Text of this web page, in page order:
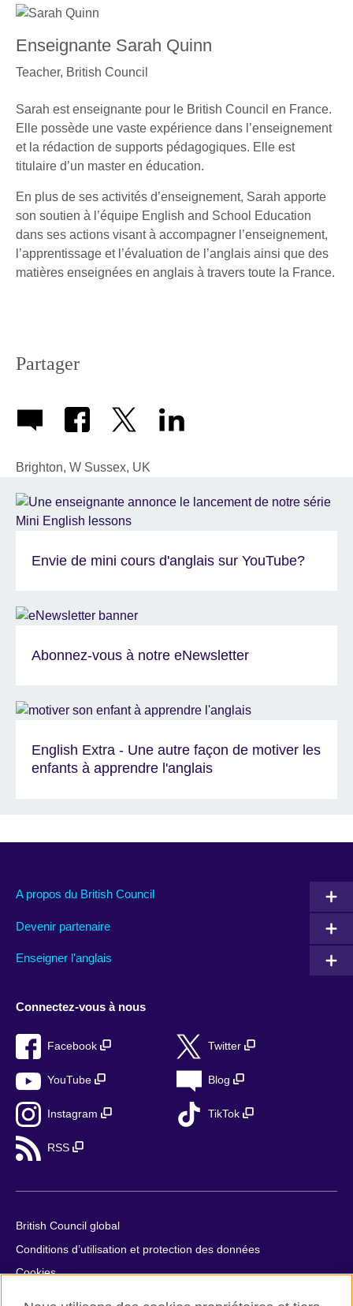
Enseignante Sarah Quinn
Teacher, British Council
Sarah est enseignante pour le British Council en France.
Elle possède une vaste expérience dans l’enseignement
et la rédaction de supports pédagogiques. Elle est
titulaire d’un master en éducation.
En plus de ses activités d’enseignement, Sarah apporte
son soutien à l’équipe English and School Education
dans ses actions visant à accompagner l’enseignement,
l’apprentissage et l’évaluation de l’anglais ainsi que des
matières enseignées en anglais à travers toute la France.
Partager
Brighton, W Sussex, UK
Envie de mini cours d'anglais sur YouTube?
Abonnez-vous à notre eNewsletter
English Extra - Une autre façon de motiver les
enfants à apprendre l'anglais
A propos du British Council
Devenir partenaire
Enseigner l'anglais
Connectez-vous à nous
Facebook Twitter
YouTube Blog
Instagram TikTok
RSS
British Council global
Conditions d’utilisation et protection des données
Cookies